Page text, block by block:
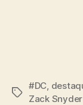
Tags
#DC
Zack Snyder